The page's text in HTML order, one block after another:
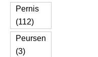
Pernis
(112)
Peursen
(3)